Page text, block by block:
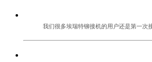
我们很多埃瑞特铆接机的用户还是第一次